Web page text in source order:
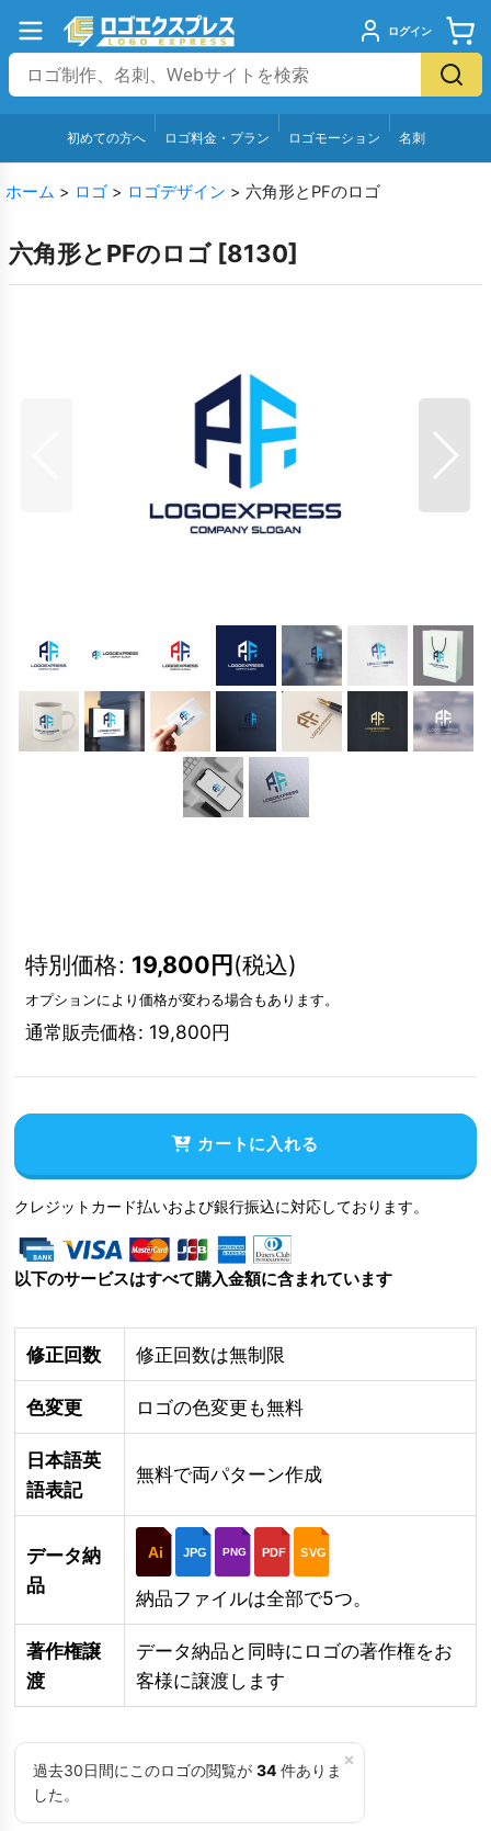
ログイン
初めての方へ ロゴ料金・プラン ロゴモーション 名刺
ホーム > ロゴ > ロゴデザイン > 六角形とPFのロゴ
六角形とPFのロゴ [8130]
特別価格: 19,800円(税込)
オプションにより価格が変わる場合もあります。
通常販売価格: 19,800円
カートに入れる
クレジットカード払いおよび銀行振込に対応しております。
以下のサービスはすべて購入金額に含まれています
修正回数 修正回数は無制限
色変更 ロゴの色変更も無料
日本語英
語表記
無料で両パターン作成
データ納
品
Ai JPG PNG PDF SVG
納品ファイルは全部で5つ。
著作権譲
渡
データ納品と同時にロゴの著作権をお
客様に譲渡します
×
過去30日間にこのロゴの閲覧が 34 件ありま
した。